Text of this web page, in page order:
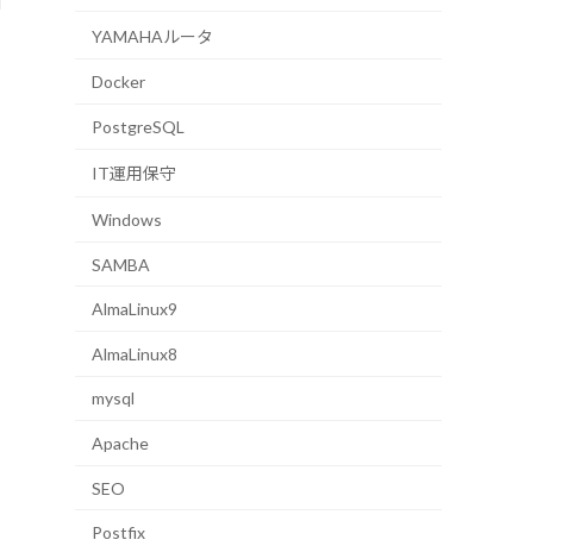
YAMAHAルータ
Docker
PostgreSQL
IT運用保守
Windows
SAMBA
AlmaLinux9
AlmaLinux8
mysql
Apache
SEO
Postfix